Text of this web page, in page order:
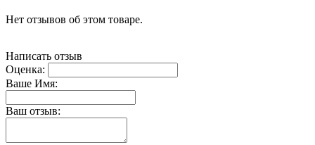
Нет отзывов об этом товаре.
Написать отзыв
Оценка:
Ваше Имя:
Ваш отзыв: